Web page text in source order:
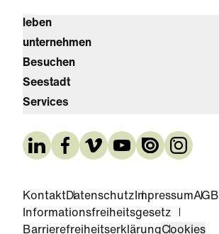
leben
unternehmen
Besuchen
Seestadt
Services
KontaktDatenschutz ImpressumAGB
Informationsfreiheitsgesetz
BarrierefreiheitserklärungCookies